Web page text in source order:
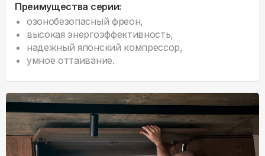
Преимущества серии:
озонобезопасный фреон,
высокая энергоэффективность,
надежный японский компрессор,
умное оттаивание.